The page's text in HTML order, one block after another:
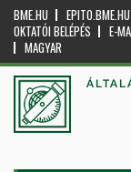
BME.HU EPITO.BME.HU
OKTATÓI BELÉPÉS
E-
MAGYAR